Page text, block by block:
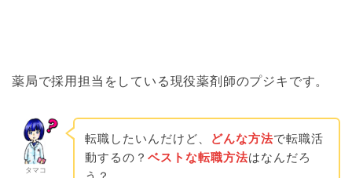
薬局で採用担当をしている現役薬剤師のプジキです。
タマコ
転職したいんだけど、 どんな方法で転職活
動するの？ ベストな転職方法はなんだろ